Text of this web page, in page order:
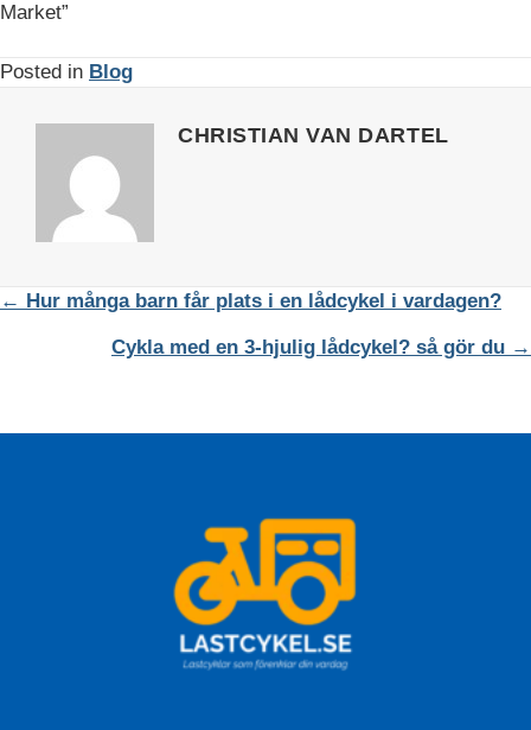
Market”
Posted in Blog
CHRISTIAN VAN DARTEL
POSTS
← Hur många barn får plats i en lådcykel i vardagen?
Cykla med en 3-hjulig lådcykel? så gör du →